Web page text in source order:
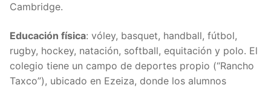
Cambridge.
Educación física: vóley, basquet, handball, fútbol,
rugby, hockey, natación, softball, equitación y polo. El
colegio tiene un campo de deportes propio (“Rancho
Taxco”), ubicado en Ezeiza, donde los alumnos